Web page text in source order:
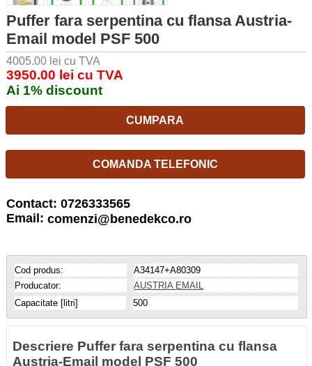
Puffer fara serpentina cu flansa Austria-
Email model PSF 500
4005.00 lei cu TVA
3950.00 lei cu TVA
Ai 1% discount
CUMPARA
COMANDA TELEFONIC
Contact: 0726333565
Email: comenzi@benedekco.ro
Cod produs:
A34147+A80309
Producator:
AUSTRIA EMAIL
Capacitate [litri]
500
Descriere Puffer fara serpentina cu flansa
Austria-Email model PSF 500